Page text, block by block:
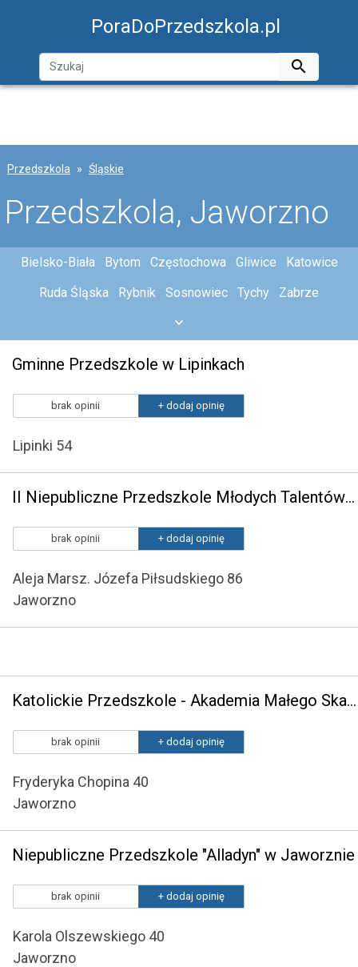
PoraDoPrzedszkola.pl

Przedszkola Śląskie
Przedszkola, Jaworzno
Bielsko-Biała Bytom Częstochowa Gliwice
Katowice
Ruda Śląska
Rybnik Sosnowiec Tychy Zabrze
Gminne Przedszkole w Lipinkach
brak opinii + dodaj opinię
Lipinki 54
II Niepubliczne Przedszkole Młodych Talentów 100 Bajek
brak opinii + dodaj opinię
Aleja Marsz. Józefa Piłsudskiego 86
Jaworzno
Katolickie Przedszkole - Akademia Małego Skauta
brak opinii + dodaj opinię
Fryderyka Chopina 40
Jaworzno
Niepubliczne Przedszkole "Alladyn" w Jaworznie
brak opinii + dodaj opinię
Karola Olszewskiego 40
Jaworzno